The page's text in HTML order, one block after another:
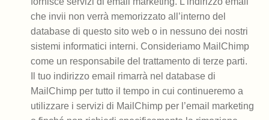
che invii non verrà memorizzato all’interno del
database di questo sito web o in nessuno dei nostri
sistemi informatici interni. Consideriamo MailChimp
come un responsabile del trattamento di terze parti.
Il tuo indirizzo email rimarrà nel database di
MailChimp per tutto il tempo in cui continueremo a
utilizzare i servizi di MailChimp per l’email marketing